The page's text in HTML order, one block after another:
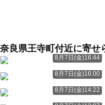
奈良県王寺町付近に寄せ
8月7日(金)16:44
8月7日(金)16:00
8月7日(金)14:22